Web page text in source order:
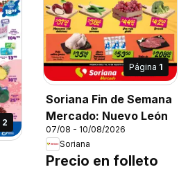
2
Página 1
Soriana Fin de Semana
Mercado: Nuevo León
07/08 - 10/08/2026
Soriana
Precio en folleto